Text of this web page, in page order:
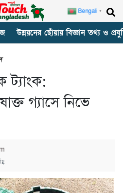
উন্নয়নের ছোঁয়ায় বিজ্ঞান তথ্য ও
ট্যাংক:
গ্যাসে নিভে
Bengali ▼